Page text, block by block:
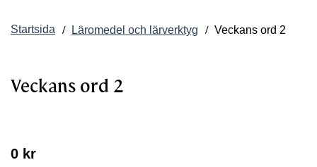
Startsida Läromedel och lärverktyg Veckans ord 2
Veckans ord 2
0 kr